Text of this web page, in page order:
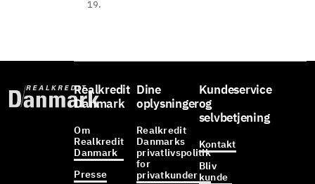
19.
Realkredit
Danmark
Om
Realkredit
Danmark
Presse
Dine
oplysninger
Realkredit
Danmarks
privatlivspolitik
for
privatkunder
Kundeservice
og
selvbetjening
Kontakt
Bliv
kunde